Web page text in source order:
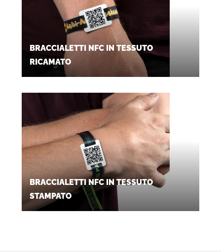
BRACCIALETTI NFC IN TESSUTO
RICAMATO
BRACCIALETTI NFC IN TESSUTO
STAMPATO